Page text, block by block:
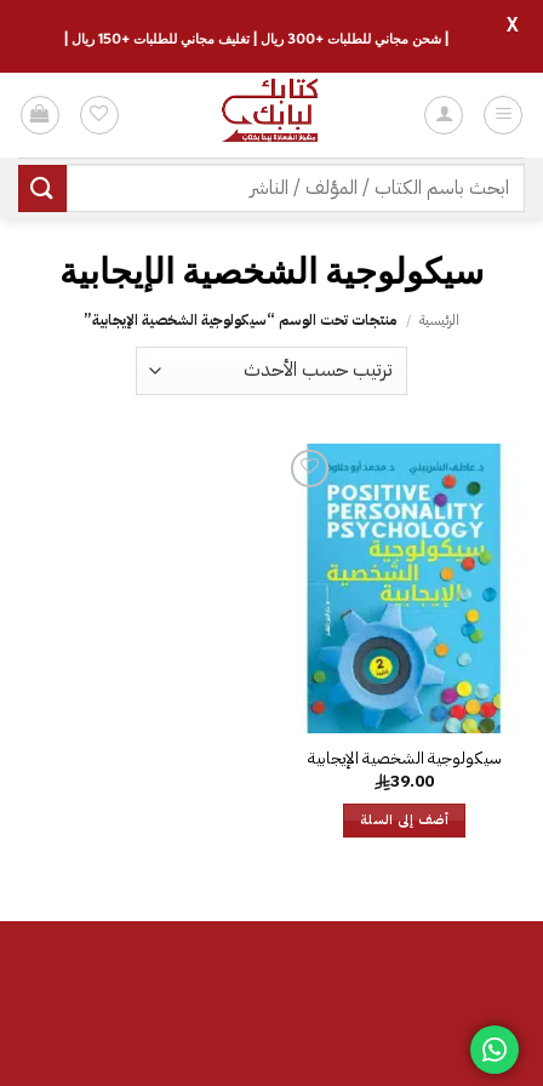
للمحتوى
البحث
عن:
سيكولوجية الشخصية الإيجابية
الرئيسية / منتجات تحت الوسم “سيكولوجية الشخصية الإيجابية”
سيكولوجية الشخصية الإيجابية
39.00
أضف إلى السلة
| شحن مجاني للطلبات +300 ريال | تغليف مجاني للطلبات +150 ريال |
X